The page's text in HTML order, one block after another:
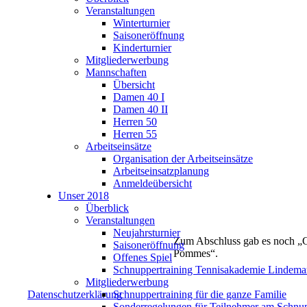
Datenschutzerklärung
Zum Abschluss gab es noch
Pommes“.
Veranstaltungen
Winterturnier
Saisoneröffnung
Kinderturnier
Mitgliederwerbung
Mannschaften
Übersicht
Damen 40 I
Damen 40 II
Herren 50
Herren 55
Arbeitseinsätze
Organisation der Arbeitseinsätze
Arbeitseinsatzplanung
Anmeldeübersicht
Unser 2018
Überblick
Veranstaltungen
Neujahrsturnier
Saisoneröffnung
Offenes Spiel
Schnuppertraining Tennisakademie
Mitgliederwerbung
Schnuppertraining für die ganze Familie